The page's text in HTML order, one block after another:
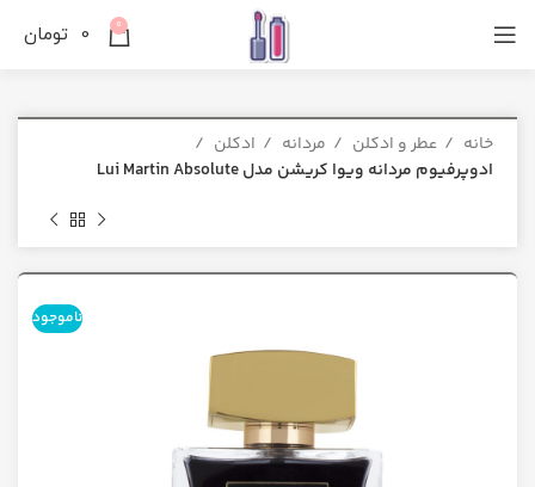
0
0 تومان
خانه عطر و ادکلن مردانه
ادکلن
ادوپرفیوم مردانه ویوا کریشن مدل Lui Martin Absolute
ناموجود